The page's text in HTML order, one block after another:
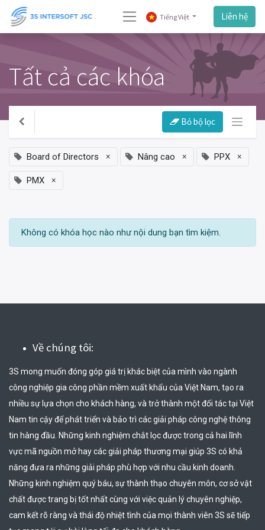
Tiếng Việt Liên hệ
Tất cả các khóa
Bỏ bộ lọc
Board of Directors × Nâng cao × PPX ×
PMX ×
Không có khóa học nào như nội dung bạn tìm kiệm.
Về chúng tôi:
3S mong muốn đóng góp giá trị khác biệt của mình vào ngành
công nghiệp gia công phần mềm xuất khẩu của Việt Nam, tạo ra
nhiều sự lựa chọn cho khách hàng, và trở thành một đối tác tại Việt
Nam tin cậy để phát triển và bảo trì các giải pháp công nghệ thông
tin hàng đầu. Những kinh nghiệm chắt lọc được trong cả hai lĩnh
vực mã nguồn mở hay các giải pháp thương mại giúp 3S có khả
năng đưa ra những giải pháp phù hợp với nhu cầu kinh doanh.
Những kinh nghiệm quý báu, sự thành thạo chuyên môn, cơ sở vật
chất được trang bị tốt nhất cùng với việc quản lý chuyên nghiệp,
cam kết rõ ràng và thái độ nhiệt tình của mọi thành viên 3S sẽ tiếp